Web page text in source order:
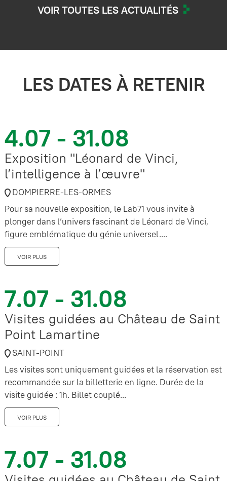
VOIR TOUTES LES ACTUALITÉS
LES DATES À RETENIR
4.07 - 31.08
Exposition "Léonard de Vinci,
l’intelligence à l’œuvre"
DOMPIERRE-LES-ORMES
Pour sa nouvelle exposition, le Lab71 vous invite à
plonger dans l’univers fascinant de Léonard de Vinci,
figure emblématique du génie universel....
VOIR PLUS
7.07 - 31.08
Visites guidées au Château de Saint
Point Lamartine
SAINT-POINT
Les visites sont uniquement guidées et la réservation est
recommandée sur la billetterie en ligne. Durée de la
visite guidée : 1h. Billet couplé...
VOIR PLUS
7.07 - 31.08